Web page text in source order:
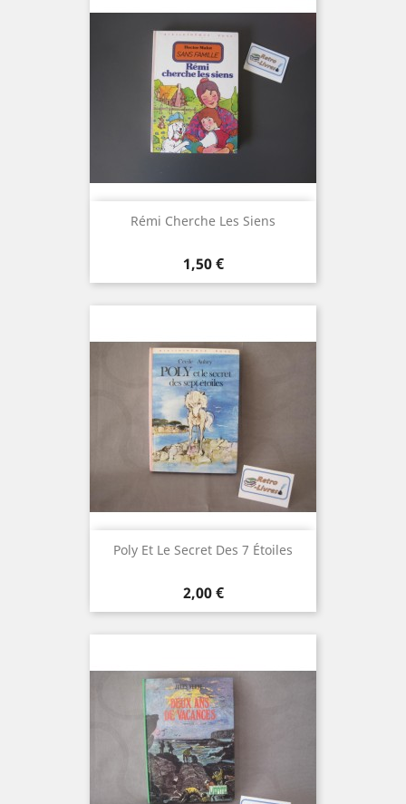
Rémi Cherche Les Siens
Prix
1,50 €
Poly Et Le Secret Des 7 Étoiles
Prix
2,00 €